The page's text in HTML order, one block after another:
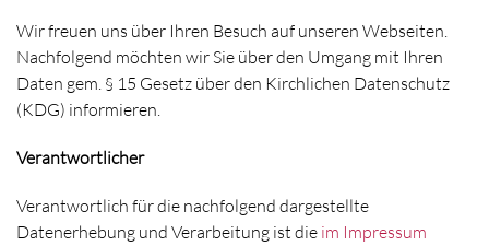
Wir freuen uns über Ihren Besuch auf unseren Webseiten.
Nachfolgend möchten wir Sie über den Umgang mit Ihren
Daten gem. § 15 Gesetz über den Kirchlichen Datenschutz
(KDG) informieren.
Verantwortlicher
Verantwortlich für die nachfolgend dargestellte
Datenerhebung und Verarbeitung ist die im Impressum